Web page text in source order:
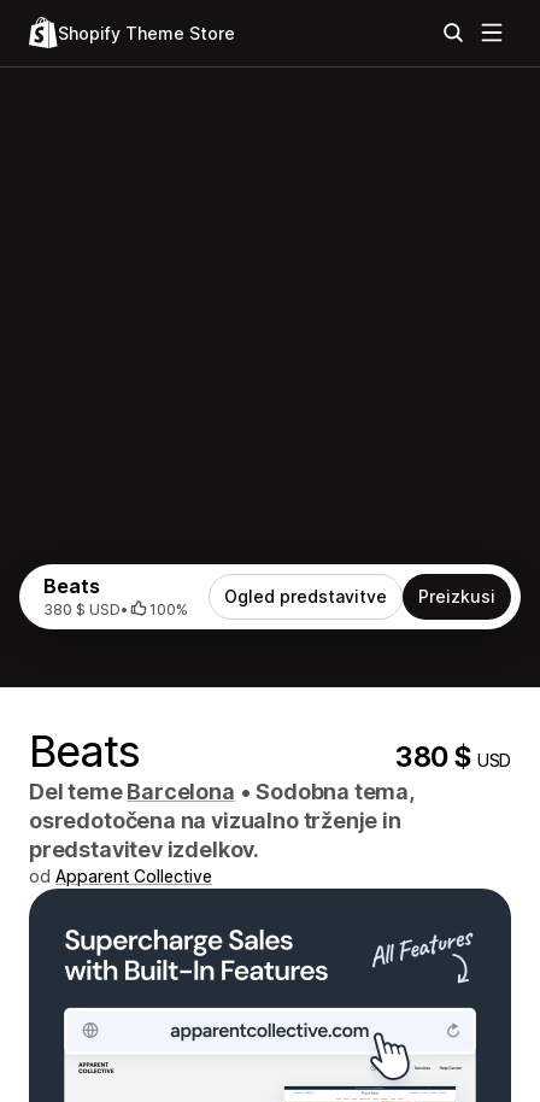
Shopify Theme Store
Beats
380 $ USD• 100%
Ogled predstavitve Preizkusi
Beats 380 $USD
Del temeBarcelona • Sodobna tema,
osredotočena na vizualno trženje in
predstavitev izdelkov.
od Apparent Collective